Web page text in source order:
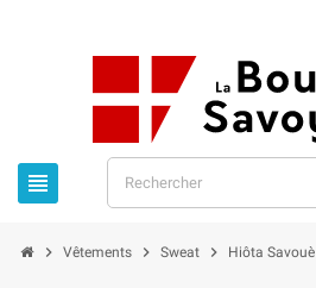

 Vêtements  Sweat  Hiôta Savouè